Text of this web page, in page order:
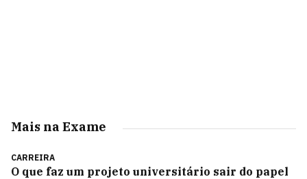
Mais na Exame
CARREIRA
O que faz um projeto universitário sair do papel